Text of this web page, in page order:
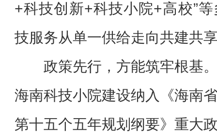
+科技创新+科技小院+高校”
技服务从单一供给走向共建共
政策先行，方能筑牢根基
海南科技小院建设纳入《海南
第十五个五年规划纲要》重大